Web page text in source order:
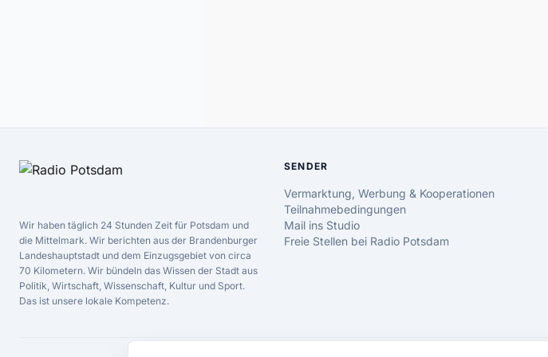
Wir haben täglich 24 Stunden Zeit für Potsdam und
die Mittelmark. Wir berichten aus der Brandenburger
Landeshauptstadt und dem Einzugsgebiet von circa
70 Kilometern. Wir bündeln das Wissen der Stadt aus
Politik, Wirtschaft, Wissenschaft, Kultur und Sport.
Das ist unsere lokale Kompetenz.
SENDER
Vermarktung, Werbung & Kooperationen
Teilnahmebedingungen
Mail ins Studio
Freie Stellen bei Radio Potsdam